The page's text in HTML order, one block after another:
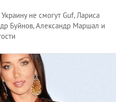
не смогут Guf, Лариса
Буйнов, Александр Маршал и